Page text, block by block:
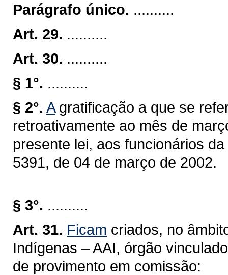
Parágrafo único. ..........
Art. 29. ..........
Art. 30. ..........
§ 1°. ..........
§ 2°. Agratificação a que se
retroativamente ao mês de
presente lei, aos funcionários
5391, de 04 de março de 2002.
§ 3°. ..........
Art. 31. Ficam criados, no
Indígenas – AAI, órgão
de provimento em comissão: